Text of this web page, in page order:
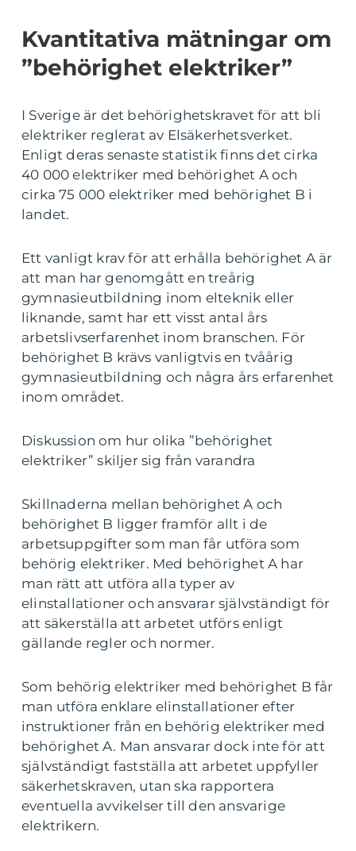
Kvantitativa mätningar om
”behörighet elektriker”
I Sverige är det behörighetskravet för att bli
elektriker reglerat av Elsäkerhetsverket.
Enligt deras senaste statistik finns det cirka
40 000 elektriker med behörighet A och
cirka 75 000 elektriker med behörighet B i
landet.
Ett vanligt krav för att erhålla behörighet A är
att man har genomgått en treårig
gymnasieutbildning inom elteknik eller
liknande, samt har ett visst antal års
arbetslivserfarenhet inom branschen. För
behörighet B krävs vanligtvis en tvåårig
gymnasieutbildning och några års erfarenhet
inom området.
Diskussion om hur olika ”behörighet
elektriker” skiljer sig från varandra
Skillnaderna mellan behörighet A och
behörighet B ligger framför allt i de
arbetsuppgifter som man får utföra som
behörig elektriker. Med behörighet A har
man rätt att utföra alla typer av
elinstallationer och ansvarar självständigt för
att säkerställa att arbetet utförs enligt
gällande regler och normer.
Som behörig elektriker med behörighet B får
man utföra enklare elinstallationer efter
instruktioner från en behörig elektriker med
behörighet A. Man ansvarar dock inte för att
självständigt fastställa att arbetet uppfyller
säkerhetskraven, utan ska rapportera
eventuella avvikelser till den ansvarige
elektrikern.